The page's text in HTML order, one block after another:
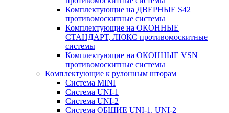
Комплектующие на ДВЕРНЫЕ S42
противомоскитные системы
Комплектующие на ОКОННЫЕ
СТАНДАРТ, ЛЮКС противомоскитные
системы
Комплектующие на ОКОННЫЕ VSN
противомоскитные системы
Комплектующие к рулонным шторам
Система MINI
Система UNI-1
Система UNI-2
Система ОБЩИЕ UNI-1, UNI-2